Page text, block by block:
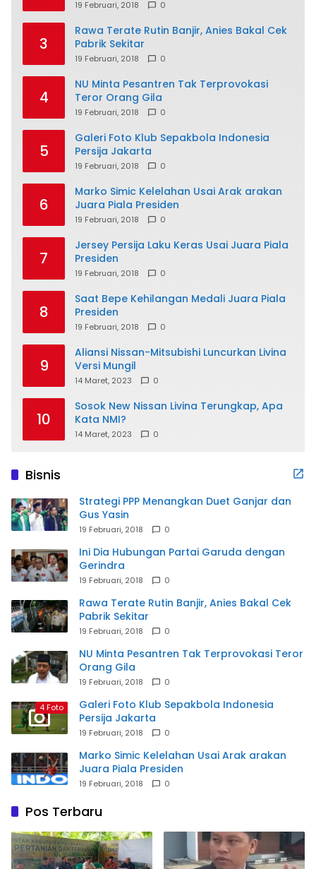
19 Februari, 2018 0
3
Rawa Terate Rutin Banjir, Anies Bakal Cek
Pabrik Sekitar
19 Februari, 2018 0
4
NU Minta Pesantren Tak Terprovokasi
Teror Orang Gila
19 Februari, 2018 0
5
Galeri Foto Klub Sepakbola Indonesia
Persija Jakarta
19 Februari, 2018 0
6
Marko Simic Kelelahan Usai Arak arakan
Juara Piala Presiden
19 Februari, 2018 0
7
Jersey Persija Laku Keras Usai Juara Piala
Presiden
19 Februari, 2018 0
8
Saat Bepe Kehilangan Medali Juara Piala
Presiden
19 Februari, 2018 0
9
Aliansi Nissan-Mitsubishi Luncurkan Livina
Versi Mungil
14 Maret, 2023 0
10
Sosok New Nissan Livina Terungkap, Apa
Kata NMI?
14 Maret, 2023 0
Bisnis
Strategi PPP Menangkan Duet Ganjar dan
Gus Yasin
19 Februari, 2018 0
Ini Dia Hubungan Partai Garuda dengan
Gerindra
19 Februari, 2018 0
Rawa Terate Rutin Banjir, Anies Bakal Cek
Pabrik Sekitar
19 Februari, 2018 0
NU Minta Pesantren Tak Terprovokasi Teror
Orang Gila
19 Februari, 2018 0
4 Foto
Galeri Foto Klub Sepakbola Indonesia
Persija Jakarta
19 Februari, 2018 0
Marko Simic Kelelahan Usai Arak arakan
Juara Piala Presiden
19 Februari, 2018 0
Pos Terbaru